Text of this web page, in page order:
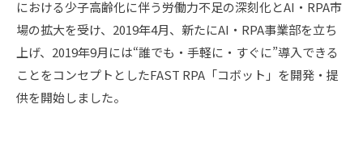
における少子高齢化に伴う労働力不足の深刻化とAI・RPA市
場の拡大を受け、2019年4月、新たにAI・RPA事業部を立ち
上げ、2019年9月には“誰でも・手軽に・すぐに”導入できる
ことをコンセプトとしたFAST RPA「コボット」を開発・提
供を開始しました。